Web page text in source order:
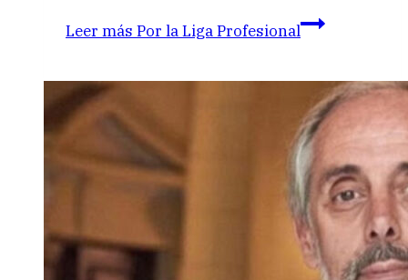
Leer más Por la Liga Profesional